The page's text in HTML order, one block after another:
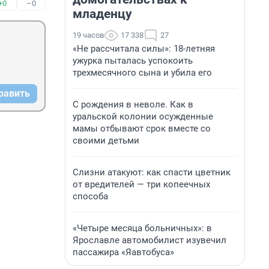
–0
младенцу
19 часов 17 338 27
«Не рассчитала силы»: 18-летняя
ужурка пыталась успокоить
трехмесячного сына и убила его
С рождения в неволе. Как в
уральской колонии осужденные
мамы отбывают срок вместе со
своими детьми
Слизни атакуют: как спасти цветник
от вредителей — три копеечных
способа
«Четыре месяца больничных»: в
Ярославле автомобилист изувечил
пассажира «Яавтобуса»